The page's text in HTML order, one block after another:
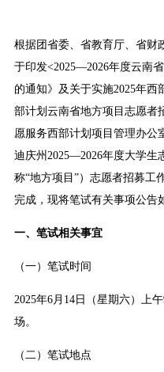
根据团省委、省教育厅、省财
于印发<2025—2026年度云南
的通知》及关于实施2025年西
部计划云南省地方项目志愿者
愿服务西部计划项目管理办公
迪庆州2025—2026年度大学生
称“地方项目”）志愿者招募工
完成，现将笔试有关事项公告
一、笔试相关事宜
（一）笔试时间
2025年6月14日（星期六）上
场。
（二）笔试地点